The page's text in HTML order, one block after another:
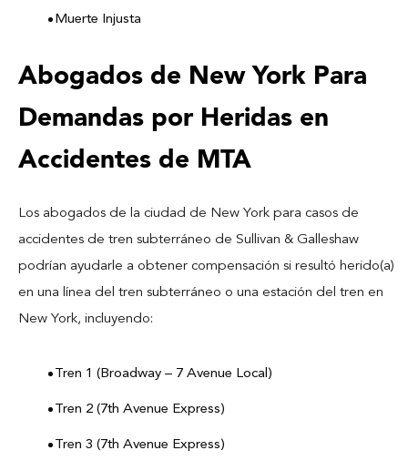
Muerte Injusta
Abogados de New York Para
Demandas por Heridas en
Accidentes de MTA
Los abogados de la ciudad de New York para casos de
accidentes de tren subterráneo de Sullivan & Galleshaw
podrían ayudarle a obtener compensación si resultó herido(a)
en una línea del tren subterráneo o una estación del tren en
New York, incluyendo:
Tren 1 (Broadway – 7 Avenue Local)
Tren 2 (7th Avenue Express)
Tren 3 (7th Avenue Express)